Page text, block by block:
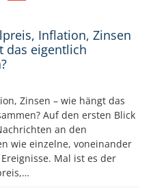
Inflation, Zinsen
das eigentlich
Zinsen – wie hängt das
Auf den ersten Blick
an den
wie einzelne, voneinander
Mal ist es der